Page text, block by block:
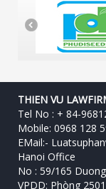
THIEN VU
Tel No : + 84-
Mobile: 0968 128
EMail:-
Hanoi Office
No : 59/165
VPDD: Phòng